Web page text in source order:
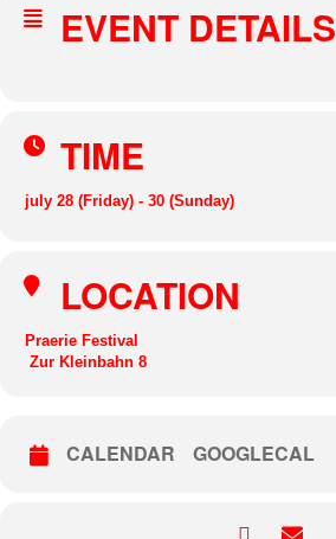
EVENT DETAILS
TIME
july 28 (Friday) - 30 (Sunday)
LOCATION
Praerie Festival
Zur Kleinbahn 8
CALENDAR GOOGLECAL